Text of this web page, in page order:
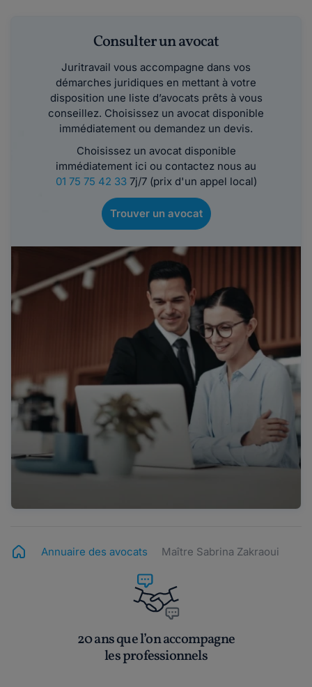
Consulter un avocat
Juritravail vous accompagne dans vos
démarches juridiques en mettant à votre
disposition une liste d’avocats prêts à vous
conseillez. Choisissez un avocat disponible
immédiatement ou demandez un devis.
Choisissez un avocat disponible
immédiatement ici ou contactez nous au
01 75 75 42 337j/7 (prix d'un appel local)
Trouver un avocat
Annuaire des avocats Maître Sabrina Zakraoui
20 ans que l’on accompagne
les professionnels